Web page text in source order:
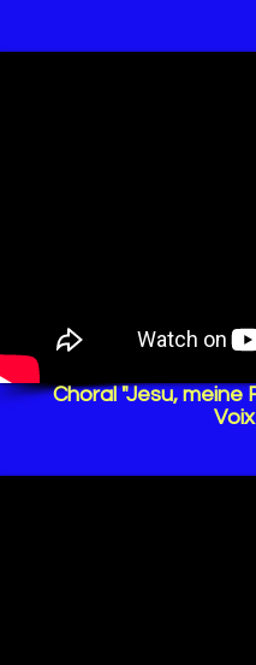
Choral "Jesu, meine